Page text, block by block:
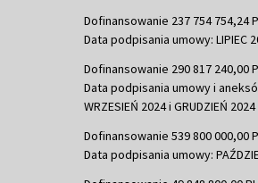
Dofinansowanie 237 754 754,24
Data podpisania umowy: LIPIEC
Dofinansowanie 290 817 240,00
Data podpisania umowy i
WRZESIEŃ 2024 i GRUDZIEŃ 2024
Dofinansowanie 539 800 000,00
Data podpisania umowy: